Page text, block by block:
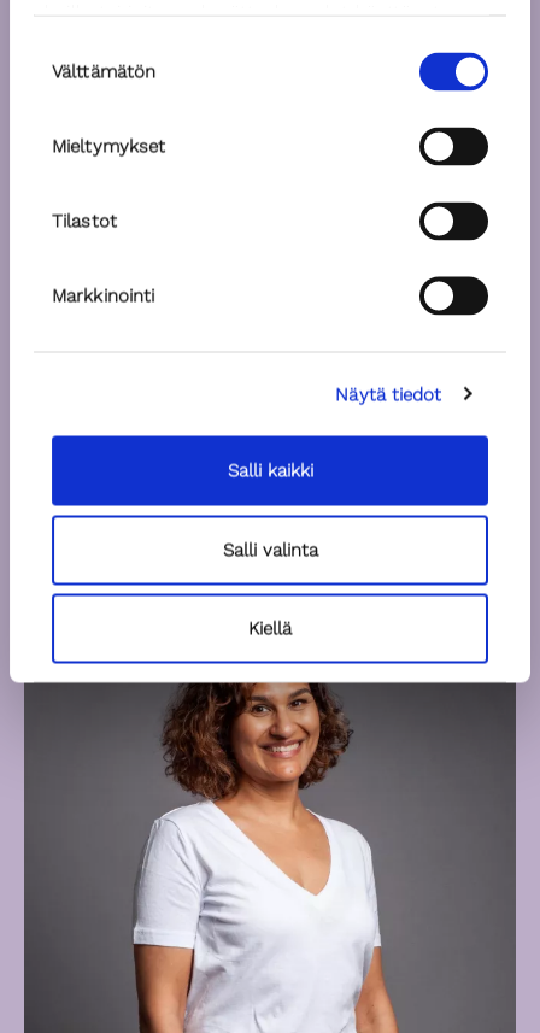
valinta
Välttämätön
Mieltymykset
Tilastot
Markkinointi
Näytä tiedot
Salli kaikki
Salli valinta
Kiellä